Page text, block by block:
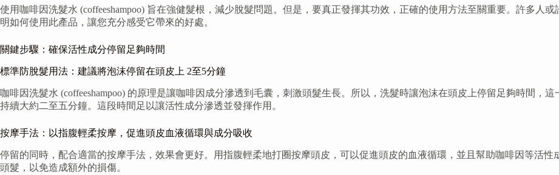
使用咖啡因洗髮水 (coffeeshampoo) 旨在強健髮根，減少脫髮問題。但是，要真正發揮其功效，正確的使用方法至關重要。許多人
明如何使用此產品，讓您充分感受它帶來的好處。
關鍵步驟：確保活性成分停留足夠時間
標準防脫髮用法：建議將泡沫停留在頭皮上 2至5分鐘
咖啡因洗髮水 (coffeeshampoo) 的原理是讓咖啡因成分滲透到毛囊，刺激頭髮生長。所以，洗髮時讓泡沫在頭皮上停留足夠時間，
持續大約二至五分鐘。這段時間足以讓活性成分滲透並發揮作用。
按摩手法：以指腹輕柔按摩，促進頭皮血液循環與成分吸收
停留的同時，配合適當的按摩手法，效果會更好。用指腹輕柔地打圈按摩頭皮，可以促進頭皮的血液循環，並且幫助咖啡因等活
頭髮，以免造成額外的損傷。